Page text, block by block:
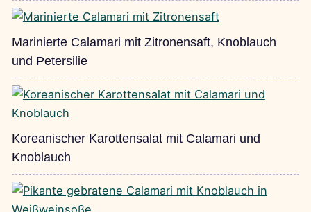
Marinierte Calamari mit Zitronensaft, Knoblauch
und Petersilie
Koreanischer Karottensalat mit Calamari und
Knoblauch